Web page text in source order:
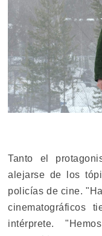
Tanto el
alejarse de los
policías de cine.
cinematográficos
intérprete.